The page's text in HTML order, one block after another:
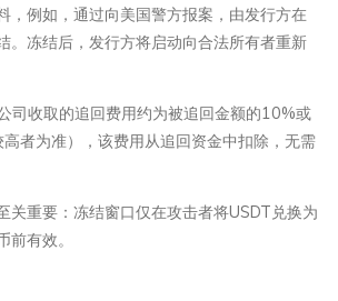
，例如，通过向美国警方报案，由发行方在
。冻结后，发行方将启动向合法所有者重新
司收取的追回费用约为被追回金额的10%或
者为准），该费用从追回资金中扣除，无需
关重要：冻结窗口仅在攻击者将USDT兑换为
前有效。